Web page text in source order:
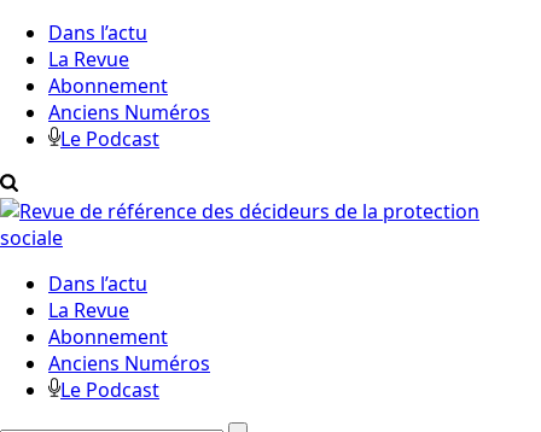
Dans l’actu
La Revue
Abonnement
Anciens Numéros
Le Podcast
Dans l’actu
La Revue
Abonnement
Anciens Numéros
Le Podcast